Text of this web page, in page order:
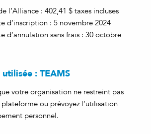
l’Alliance : 402,41 $ taxes incluses
d’inscription : 5 novembre 2024
d’annulation sans frais : 30 octobre
: TEAMS
votre organisation ne restreint pas
plateforme ou prévoyez l’utilisation
personnel.